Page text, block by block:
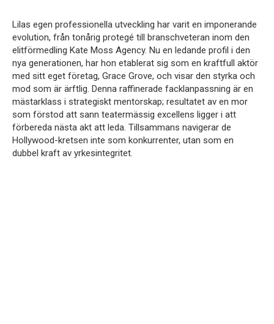
Lilas egen professionella utveckling har varit en imponerande
evolution, från tonårig protegé till branschveteran inom den
elitförmedling Kate Moss Agency. Nu en ledande profil i den
nya generationen, har hon etablerat sig som en kraftfull aktör
med sitt eget företag, Grace Grove, och visar den styrka och
mod som är ärftlig. Denna raffinerade facklanpassning är en
mästarklass i strategiskt mentorskap; resultatet av en mor
som förstod att sann teatermässig excellens ligger i att
förbereda nästa akt att leda. Tillsammans navigerar de
Hollywood-kretsen inte som konkurrenter, utan som en
dubbel kraft av yrkesintegritet.